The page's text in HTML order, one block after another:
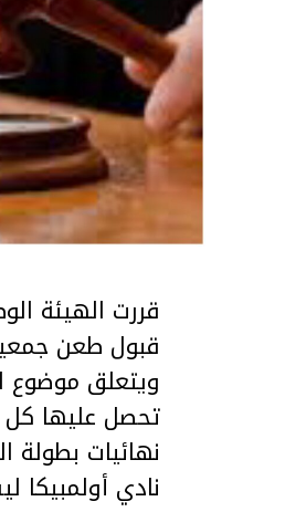
قبول طعن
ويتعلق موضوع
تحصل عليها
نهائيات
نادي أولمبيكا